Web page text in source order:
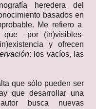
heredera del
basados en
Me refiero a
–por (in)visibles-
y ofrecen
: los vacíos, las
que sólo pueden ser
que desarrollar una
busca nuevas